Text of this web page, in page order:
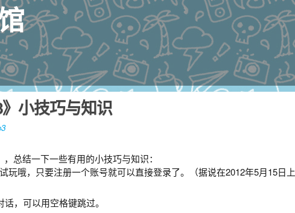
》小技巧与知识
总结一下一些有用的小技巧与知识：
玩哦，只要注册一个账号就可以直接登录了。（据说在2012年5月15日
，可以用空格键跳过。